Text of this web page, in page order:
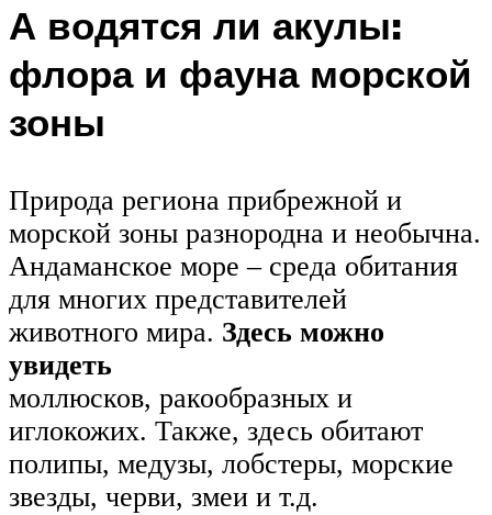
А водятся ли акулы:
флора и фауна морской
зоны
Природа региона прибрежной и
морской зоны разнородна и необычна.
Андаманское море – среда обитания
для многих представителей
животного мира. Здесь можно
увидеть
моллюсков, ракообразных и
иглокожих. Также, здесь обитают
полипы, медузы, лобстеры, морские
звезды, черви, змеи и т.д.